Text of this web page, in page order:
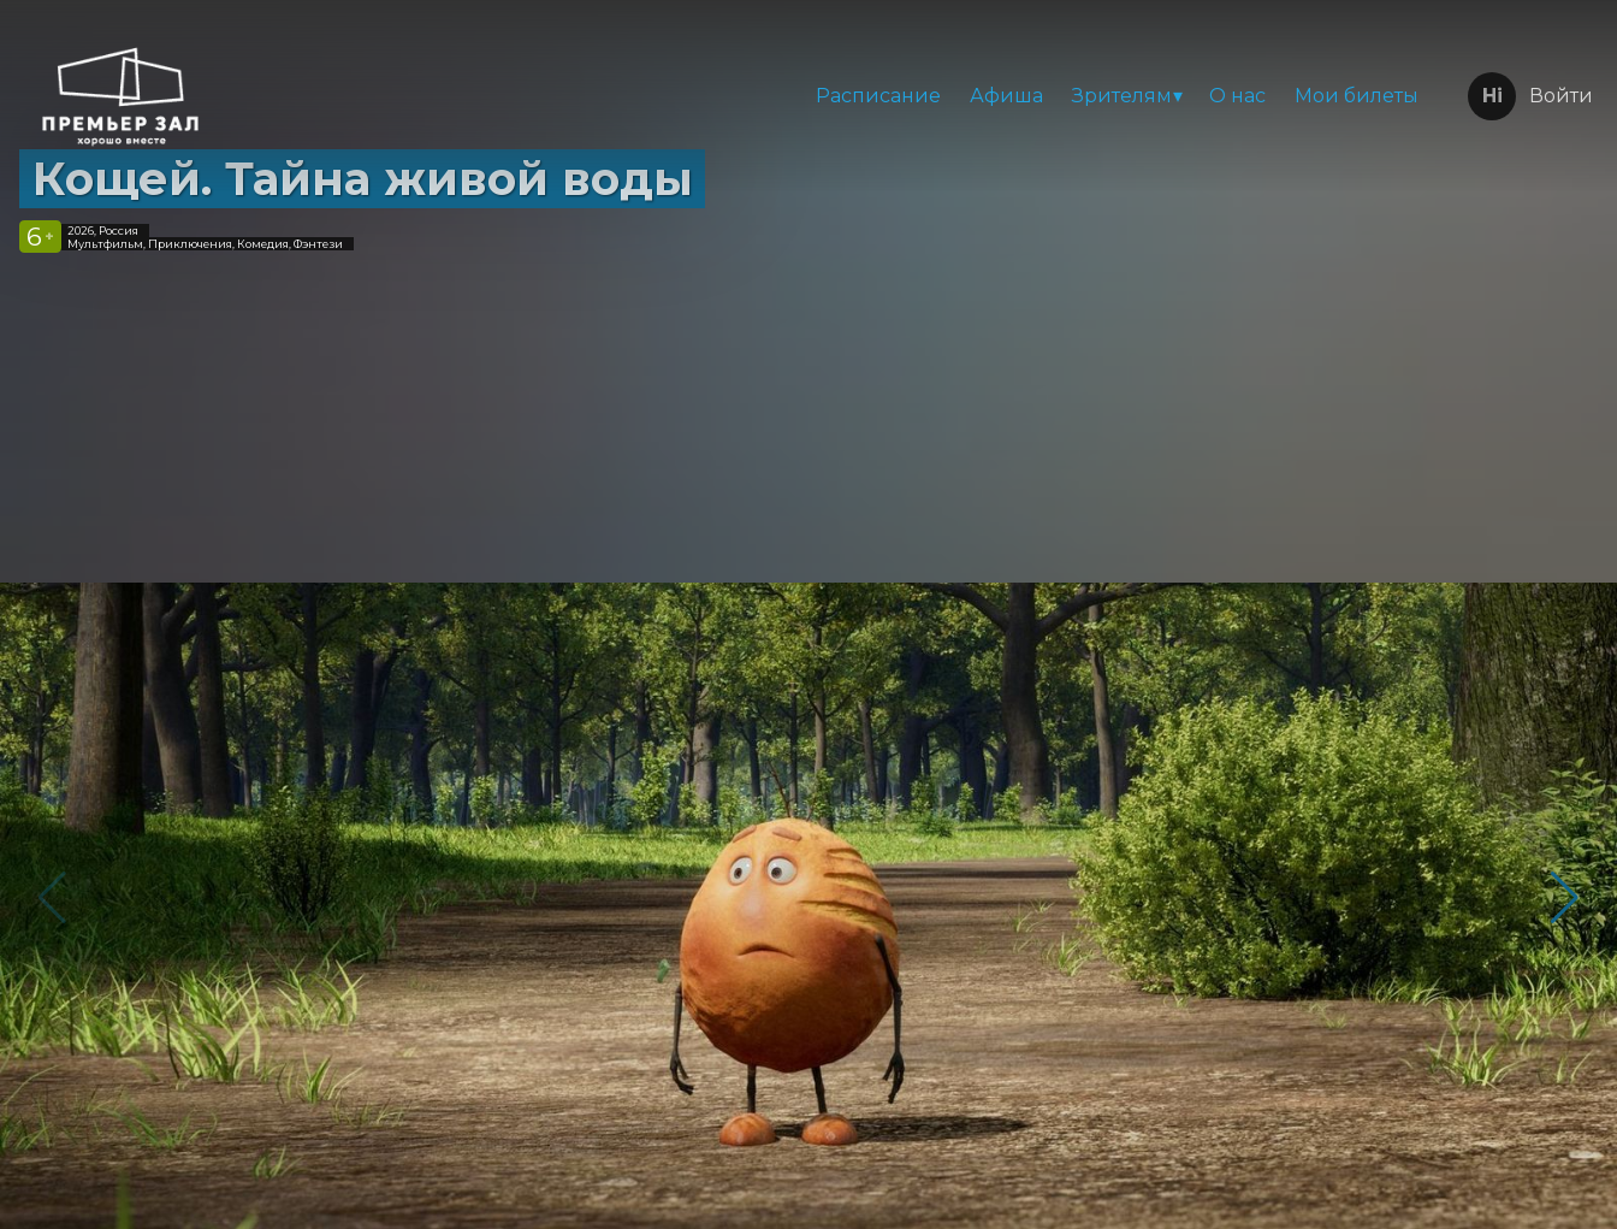
Расписание Афиша Зрителям О нас Мои билеты Войти
Кощей. Тайна живой воды
6 +
2026, Россия
Мультфильм, Приключения, Комедия, Фэнтези